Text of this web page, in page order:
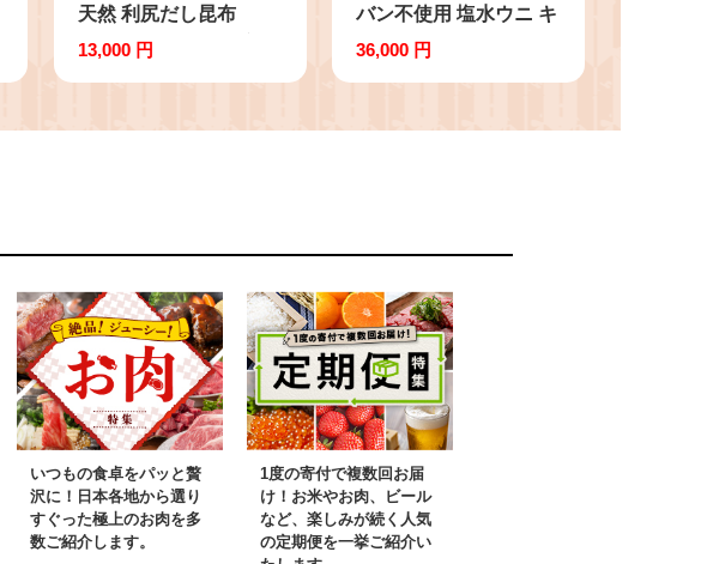
天然 利尻だし昆布
150g×3袋［野崎水産］
香深産 海藻 和食 煮物
13,000 円
バン不使用 塩水ウニ キ
タムラサキウニ
生うに 塩水うに ムラサ
36,000 円
いつもの食卓をパッと贅
沢に！日本各地から選り
すぐった極上のお肉を多
数ご紹介します。
1度の寄付で複数回お届
け！お米やお肉、ビール
など、楽しみが続く人気
の定期便を一挙ご紹介い